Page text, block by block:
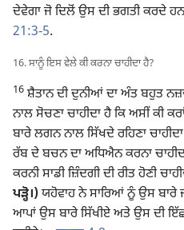
ਦੇਵੇਗਾ ਜੋ ਦਿਲੋਂ ਉਸ ਦੀ ਭਗਤੀ ਕਰਦੇ
21:3-5.
16. ਸਾਨੂੰ ਇਸ ਵੇਲੇ ਕੀ ਕਰਨਾ ਚਾਹੀਦਾ ਹੈ?
16ਸ਼ੈਤਾਨ ਦੀ ਦੁਨੀਆਂ ਦਾ ਅੰਤ ਬਹੁਤ
ਨਾਲ ਸੋਚਣਾ ਚਾਹੀਦਾ ਹੈ ਕਿ ਅਸੀਂ ਕੀ
ਬਾਰੇ ਲਗਨ ਨਾਲ ਸਿੱਖਦੇ ਰਹਿਣਾ
ਰੱਬ ਦੇ ਬਚਨ ਦਾ ਅਧਿਐਨ ਕਰਨਾ
ਕਰਨੀ ਸਾਡੀ ਜ਼ਿੰਦਗੀ ਦੀ ਰੀਤ ਹੋਣੀ
ਪੜ੍ਹੋ।)ਯਹੋਵਾਹ ਨੇ ਸਾਰਿਆਂ ਨੂੰ ਉਸ ਬਾਰੇ
ਆਪਾਂ ਉਸ ਬਾਰੇ ਸਿੱਖੀਏ ਅਤੇ ਉਸ ਦੀ